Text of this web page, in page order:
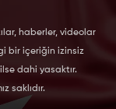
haberler, videolar
bir içeriğin izinsiz
dahi yasaktır.
saklıdır.